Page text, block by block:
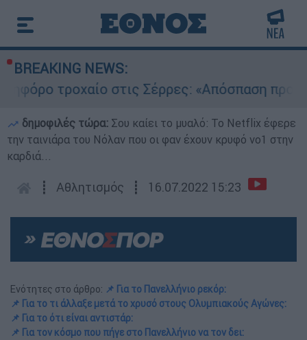
BREAKING NEWS:
τροχαίο στις Σέρρες: «Απόσπαση προσοχής
δημοφιλές τώρα: Σου καίει το μυαλό: Το Netflix έφερε
την ταινιάρα του Νόλαν που οι φαν έχουν κρυφό νο1 στην
καρδιά...
┋ Αθλητισμός ┋ 16.07.2022 15:23
Ενότητες στο άρθρο: 📌 Για το Πανελλήνιο ρεκόρ:
📌 Για το τι άλλαξε μετά το χρυσό στους Ολυμπιακούς Αγώνες:
📌 Για το ότι είναι αντιστάρ:
📌 Για τον κόσμο που πήγε στο Πανελλήνιο να τον δει: